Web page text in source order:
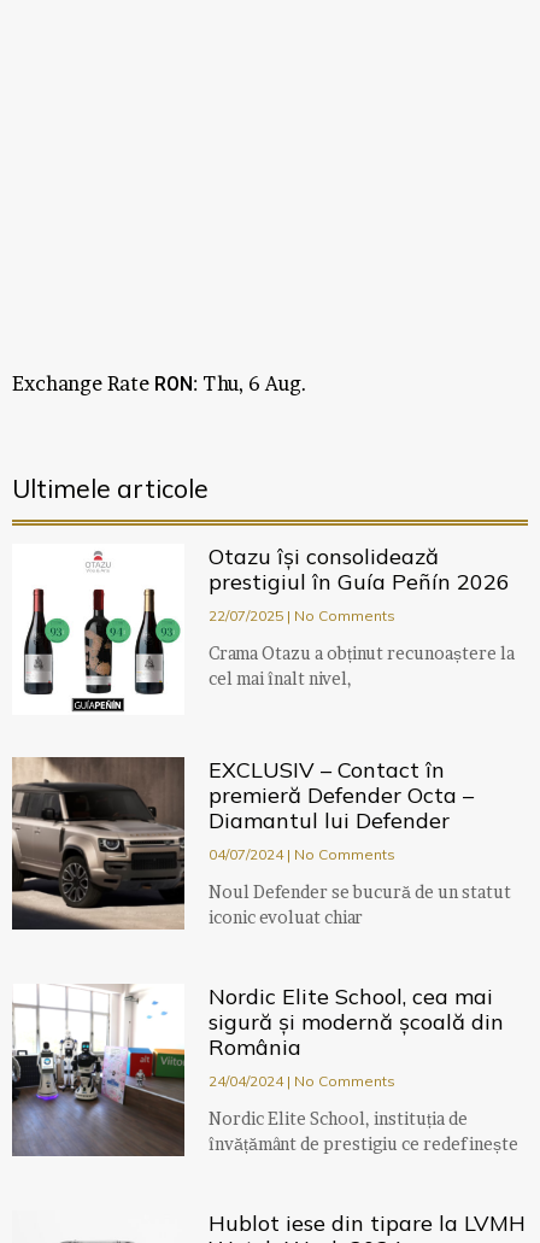
Exchange Rate RON: Thu, 6 Aug.
Ultimele articole
Otazu își consolidează
prestigiul în Guía Peñín 2026
22/07/2025 No Comments
Crama Otazu a obținut recunoaștere la
cel mai înalt nivel,
EXCLUSIV – Contact în
premieră Defender Octa –
Diamantul lui Defender
04/07/2024 No Comments
Noul Defender se bucură de un statut
iconic evoluat chiar
Nordic Elite School, cea mai
sigură și modernă școală din
România
24/04/2024 No Comments
Nordic Elite School, instituția de
învățământ de prestigiu ce redefinește
Hublot iese din tipare la LVMH